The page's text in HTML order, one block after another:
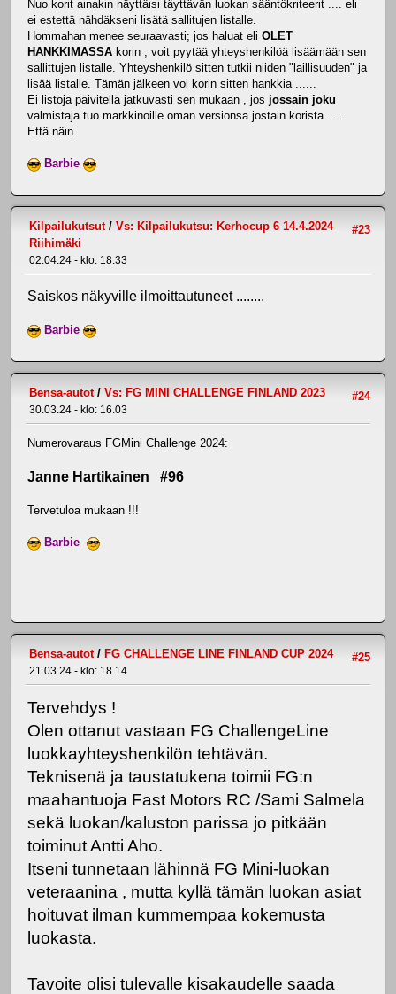
Nuo korit ainakin näyttäisi täyttävän luokan sääntökriteerit .... eli
ei estettä nähdäkseni lisätä sallitujen listalle.
Hommahan menee seuraavasti; jos haluat eli OLET
HANKKIMASSA korin , voit pyytää yhteyshenkilöä lisäämään sen
sallittujen listalle. Yhteyshenkilö sitten tutkii niiden "laillisuuden" ja
lisää listalle. Tämän jälkeen voi korin sitten hankkia ......
Ei listoja päivitellä jatkuvasti sen mukaan , jos jossain joku
valmistaja tuo markkinoille oman versionsa jostain korista .....
Että näin.
Barbie
#23
Kilpailukutsut/ Vs: Kilpailukutsu: Kerhocup 6 14.4.2024
Riihimäki
02.04.24 - klo: 18.33
Saiskos näkyville ilmoittautuneet ........
Barbie
#24
Bensa-autot/ Vs: FG MINI CHALLENGE FINLAND 2023
30.03.24 - klo: 16.03
Numerovaraus FGMini Challenge 2024:
Janne Hartikainen #96
Tervetuloa mukaan !!!
Barbie
#25
Bensa-autot/ FG CHALLENGE LINE FINLAND CUP 2024
21.03.24 - klo: 18.14
Tervehdys !
Olen ottanut vastaan FG ChallengeLine
luokkayhteyshenkilön tehtävän.
Teknisenä ja taustatukena toimii FG:n
maahantuoja Fast Motors RC /Sami Salmela
sekä luokan/kaluston parissa jo pitkään
toiminut Antti Aho.
Itseni tunnetaan lähinnä FG Mini-luokan
veteraanina , mutta kyllä tämän luokan asiat
hoituvat ilman kummempaa kokemusta
luokasta.
Tavoite olisi tulevalle kisakaudelle saada